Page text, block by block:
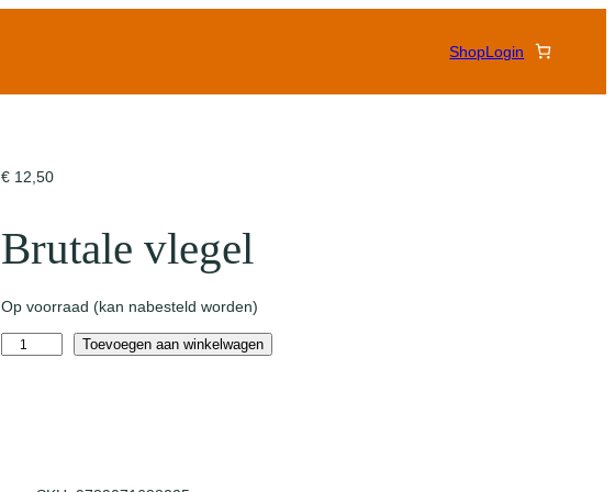
ShopLogin
€12,50
Brutale vlegel
Op voorraad (kan nabesteld worden)
Toevoegen aan winkelwagen